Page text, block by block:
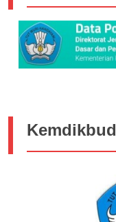
Kemdikbud